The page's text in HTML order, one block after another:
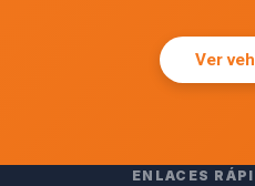
Ver
ENLACES